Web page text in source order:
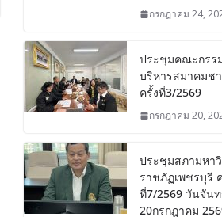
กรกฎาคม 24,
ประชุมคณะกรร
บริหารสมาคมช
ครั้งที่3/2569
กรกฎาคม 20,
ประชุมสภามหา
ราชภัฏเพชรบุรี
ที่7/2569 วันจัน
20กรกฎาคม
กิจกรรม/โครงการ ข่าวสารชาวเพชร ความรู้